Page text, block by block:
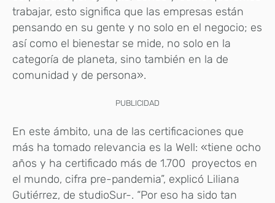
trabajar, esto significa que las empresas están
pensando en su gente y no solo en el negocio; es
así como el bienestar se mide, no solo en la
categoría de planeta, sino también en la de
comunidad y de persona».
PUBLICIDAD
En este ámbito, una de las certificaciones que
más ha tomado relevancia es la Well: «tiene ocho
años y ha certificado más de 1.700 proyectos en
el mundo, cifra pre-pandemia”, explicó Liliana
Gutiérrez, de studioSur-. “Por eso ha sido tan